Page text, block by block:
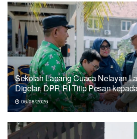
Sekolah Lapang Cuaca Nelayan
Digelar, DPR RI Titip Pesan
06/08/2026